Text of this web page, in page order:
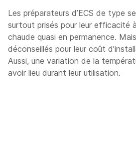
Les préparateurs d’ECS de type
surtout prisés pour leur efficacité
chaude quasi en permanence.
déconseillés pour leur coût
Aussi, une variation de la
avoir lieu durant leur utilisation.